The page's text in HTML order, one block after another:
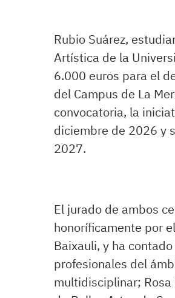
Rubio Suárez,
Artística de la
6.000 euros para el
del Campus de La
convocatoria, la
diciembre de 2026 y
2027.
El jurado de ambos
honoríficamente por
Baixauli, y ha
profesionales del
multidisciplinar; Rosa